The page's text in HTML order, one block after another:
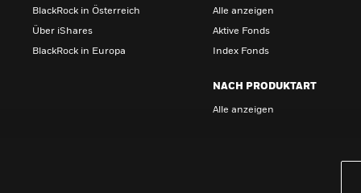
BlackRock in Österreich
Über iShares
BlackRock in Europa
Alle anzeigen
Aktive Fonds
Index Fonds
NACH PRODUKTART
Alle anzeigen